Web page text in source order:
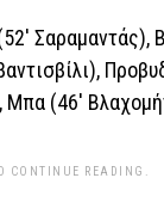
Σαραμαντάς),
Μπα (46′
CONTINUE READING.